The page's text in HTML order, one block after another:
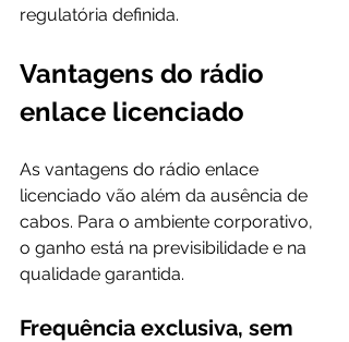
regulatória definida.
Vantagens do rádio
enlace licenciado
As vantagens do rádio enlace
licenciado vão além da ausência de
cabos. Para o ambiente corporativo,
o ganho está na previsibilidade e na
qualidade garantida.
Frequência exclusiva, sem